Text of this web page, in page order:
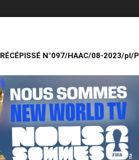
RÉCÉPISSÉ N°097/HAAC/08-2023/pl/P